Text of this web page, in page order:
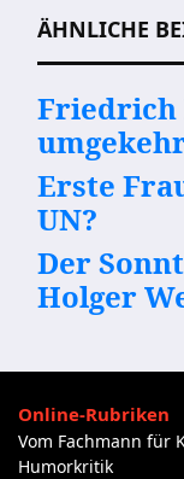
ÄHNLICHE
Friedrich
Erste
UN?
Der
Holger
Online-Rubriken
Vom Fachmann für
Humorkritik